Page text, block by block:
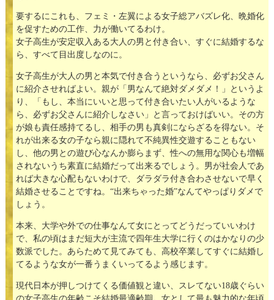
要するにこれも、フェミ・左翼による女子総アバズレ化、晩婚化
を促すための工作、力が働いてるわけ。
女子高生が安定収入ある大人の男と付き合い、すぐに結婚するな
ら、すべて目出度しなのに。
女子高生が大人の男と本気で付き合うというなら、必ずお父さん
に紹介させればよい。親が「男なんて絶対ダメダメ！」というよ
り、「もし、本当にいいと思って付き合いたい人がいるような
ら、必ずお父さんに紹介しなさい」と言っておけばいい。その方
が娘も責任感持てるし、相手の男も真剣にならざるを得ない。そ
れが出来る女の子なら親に隠れて不純異性交遊することもない
し、他の男との遊び心なんか膨らまず、性への無用な関心も増幅
されないうち素直に結婚だって出来るでしょう。男が社会人であ
れば大きな心配もないわけで、ダラダラ付き合わさせないで早く
結婚させることですね。“出来ちゃった婚”なんてやっぱりダメで
しょう。
本来、大学や外での仕事なんて女にとってどうだっていいわけ
で、私の頃はまだ短大が主流で四年生大学に行くのはかなりの少
数派でした。あらためて見てみても、高校卒業してすぐに結婚し
てるような女が一番うまくいってるよう感じます。
現代日本が押しつけてくる価値観と違い、スレてない18歳ぐらい